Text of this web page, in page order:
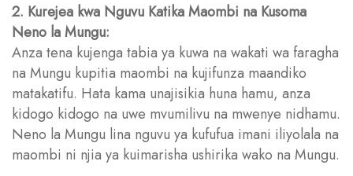
2. Kurejea kwa Nguvu Katika Maombi na Kusoma
Neno la Mungu:
Anza tena kujenga tabia ya kuwa na wakati wa faragha
na Mungu kupitia maombi na kujifunza maandiko
matakatifu. Hata kama unajisikia huna hamu, anza
kidogo kidogo na uwe mvumilivu na mwenye nidhamu.
Neno la Mungu lina nguvu ya kufufua imani iliyolala na
maombi ni njia ya kuimarisha ushirika wako na Mungu.